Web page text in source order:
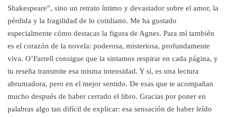
Shakespeare”, sino un retrato íntimo y devastador sobre el amor, la
pérdida y la fragilidad de lo cotidiano. Me ha gustado
especialmente cómo destacas la figura de Agnes. Para mí también
es el corazón de la novela: poderosa, misteriosa, profundamente
viva. O’Farrell consigue que la sintamos respirar en cada página, y
tu reseña transmite esa misma intensidad. Y sí, es una lectura
abrumadora, pero en el mejor sentido. De esas que te acompañan
mucho después de haber cerrado el libro. Gracias por poner en
palabras algo tan difícil de explicar: esa sensación de haber leído